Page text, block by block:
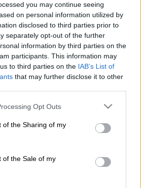
you may continue seeing
on personal information utilized by
disclosed to third parties prior to
separately opt-out of the further
information by third parties on the
participants. This information may
to third parties on the IAB’s List of
that may further disclose it to other
app uses one or more Google
or usage behaviour. You may click to
to Google and its third-party tags to
specified purposes in below Google
Opt Outs
of the Sharing of my
of the Sale of my
το ΕΘΝΟΣ στη Google
επιβεβαιώνεται η
του κεντρικούδελτίου
TVμε τηνΝίκη
19 Απριλίου το
ειδήσεωντουOPEN
προσελκύοντας
345.000
μόλις 4,9%.
επιπέδου το ποσοστό των